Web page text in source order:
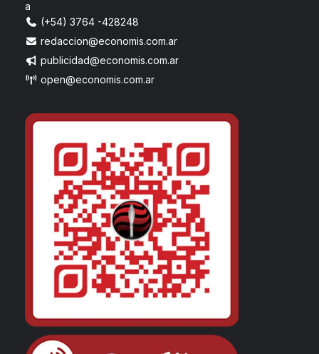
a
(+54) 3764 -428248
redaccion@economis.com.ar
publicidad@economis.com.ar
open@economis.com.ar